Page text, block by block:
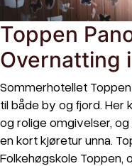
Toppen
Overnatting
Sommerhotellet
til både by og fjord. Her
og rolige omgivelser,
en kort kjøretur unna.
Folkehøgskole Toppen,